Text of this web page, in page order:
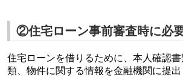
②住宅ローン事前審査時に必
住宅ローンを借りるために、本人確認
類、物件に関する情報を金融機関に提